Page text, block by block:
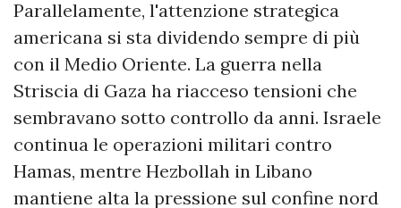
Parallelamente, l'attenzione strategica
americana si sta dividendo sempre di più
con il Medio Oriente. La guerra nella
Striscia di Gaza ha riacceso tensioni che
sembravano sotto controllo da anni. Israele
continua le operazioni militari contro
Hamas, mentre Hezbollah in Libano
mantiene alta la pressione sul confine nord